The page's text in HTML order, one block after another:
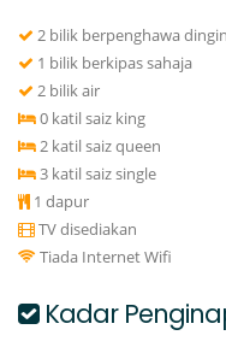
2 bilik berpenghawa dingin
1 bilik berkipas sahaja
2 bilik air
0 katil saiz king
2 katil saiz queen
3 katil saiz single
1 dapur
TV disediakan
Tiada Internet Wifi
Kadar